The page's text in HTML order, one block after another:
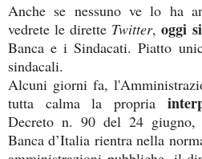
Anche se nessuno ve lo ha
vedrete le dirette Twitter,oggi
Banca e i Sindacati. Piatto
sindacali.
Alcuni giorni fa,
tutta calma la propria
Decreto n. 90 del 24 giugno,
Banca d’Italia rientra nella